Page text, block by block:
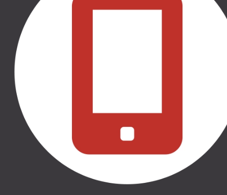
Swift kods: HABALV22
Privātuma politika